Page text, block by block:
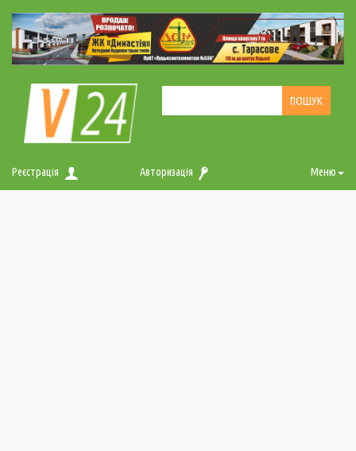
Реєстрація Авторизація Меню